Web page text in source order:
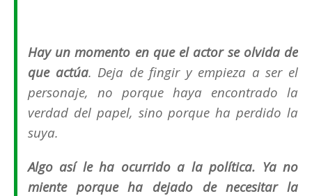
Hay un momento en que el actor se olvida de
que actúa. Deja de fingir y empieza a ser el
personaje, no porque haya encontrado la
verdad del papel, sino porque ha perdido la
suya.
Algo así le ha ocurrido a la política. Ya no
miente porque ha dejado de necesitar la